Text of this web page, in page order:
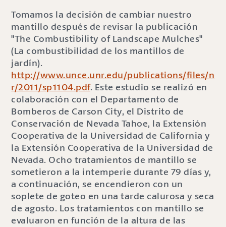
Tomamos la decisión de cambiar nuestro
mantillo después de revisar la publicación
"The Combustibility of Landscape Mulches"
(La combustibilidad de los mantillos de
jardín).
http://www.unce.unr.edu/publications/files/n
r/2011/sp1104.pdf. Este estudio se realizó en
colaboración con el Departamento de
Bomberos de Carson City, el Distrito de
Conservación de Nevada Tahoe, la Extensión
Cooperativa de la Universidad de California y
la Extensión Cooperativa de la Universidad de
Nevada. Ocho tratamientos de mantillo se
sometieron a la intemperie durante 79 días y,
a continuación, se encendieron con un
soplete de goteo en una tarde calurosa y seca
de agosto. Los tratamientos con mantillo se
evaluaron en función de la altura de las